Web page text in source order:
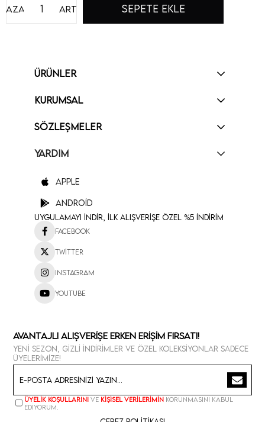
Artır
Azalt
ÜRÜNLER
KURUMSAL
SÖZLEŞMELER
YARDIM
Apple
Android
Uygulamayı İndir, İlk Alışverişe Özel %5 İndirim
Facebook
Twitter
Instagram
Youtube
Avantajlı Alışverişe Erken Erişim Fırsatı!
Yeni sezon, gizli indirimler ve özel koleksiyonlar sadece
üyelerimize!
Üyelik koşullarını ve kişisel verilerimin korunmasını kabul
ediyorum.